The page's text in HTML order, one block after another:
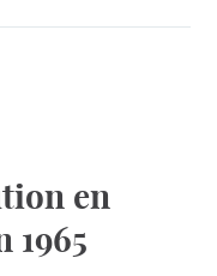
en
1965